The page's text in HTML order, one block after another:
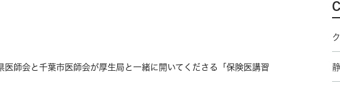
師会と千葉市医師会が厚生局と一緒に開いてくださる「保険医講習